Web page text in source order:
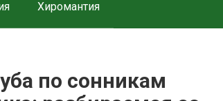
Хиромантия
по сонникам